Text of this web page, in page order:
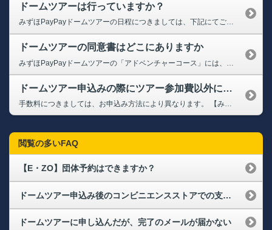
ドームツアーは行っていますか？
みずほPayPayドームツアーの日程につきましては、下記にてご確認ください。 ➡みずほPayPayドームツアーについて
ドームツアーの同意書はどこにありますか
ドームツアー申込みの際にツアー参加費以外に手数料はかかりますか？
手数料につきましては、お申込み方法により異なります。 【みずほPayPayドームツアー専用サイトでのお申込みの場合】 手数料なし 【タカチケットでのお申込みの場合】 ◆クラブホークス会員・・・手数料なし ◆タカポイント会員・・・・支払い方法、発券方法により異なる ①クレジットカードまたはPayPay みずほPayPayドームにて発券→すべての手数料0円 QRチケッ...
閲覧の多いFAQ
【E・ZO】団体予約はできますか？
ドームツアー申込み後のコンビニエンスストアでの支払い方法について知りたい
ドームツアーに申し込んだが、完了のメールが届かない